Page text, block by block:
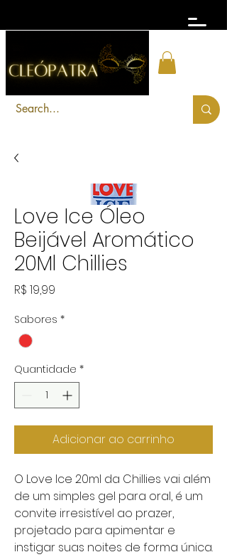
Love Ice Óleo
Beijável Aromático
20Ml Chillies
R$ 19,99
Sabores *
Quantidade *
Adicionar ao carrinho
O Love Ice 20ml da Chillies vai além
de um simples gel para oral, é um
convite irresistível ao prazer,
projetado para apimentar e
instigar suas noites de forma única.